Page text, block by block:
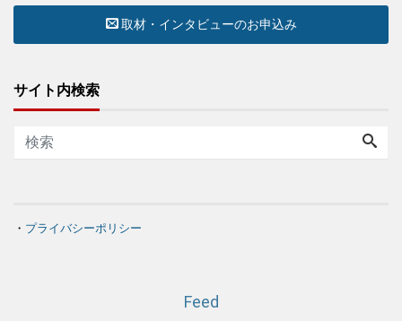
取材・インタビューのお申込み
サイト内検索
・ プライバシーポリシー
Feed